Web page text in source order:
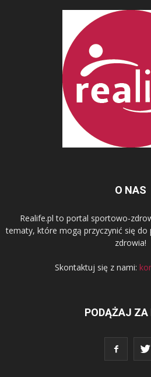
O NAS
Realife.pl to portal sportowo-
tematy, które mogą przyczynić się
zdrowia!
Skontaktuj się z nami:
PODĄŻAJ ZA